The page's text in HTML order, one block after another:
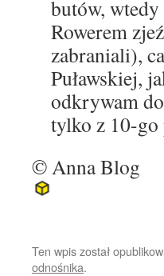
butów, wtedy
Rowerem
zabraniali),
Puławskiej,
odkrywam
tylko z 10-go
© Anna Blog
Ten wpis został
odnośnika.